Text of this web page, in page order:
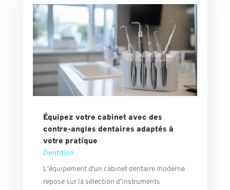
Équipez votre cabinet avec des
contre-angles dentaires adaptés à
votre pratique
Dentition
L'équipement d'un cabinet dentaire moderne
repose sur la sélection d'instruments